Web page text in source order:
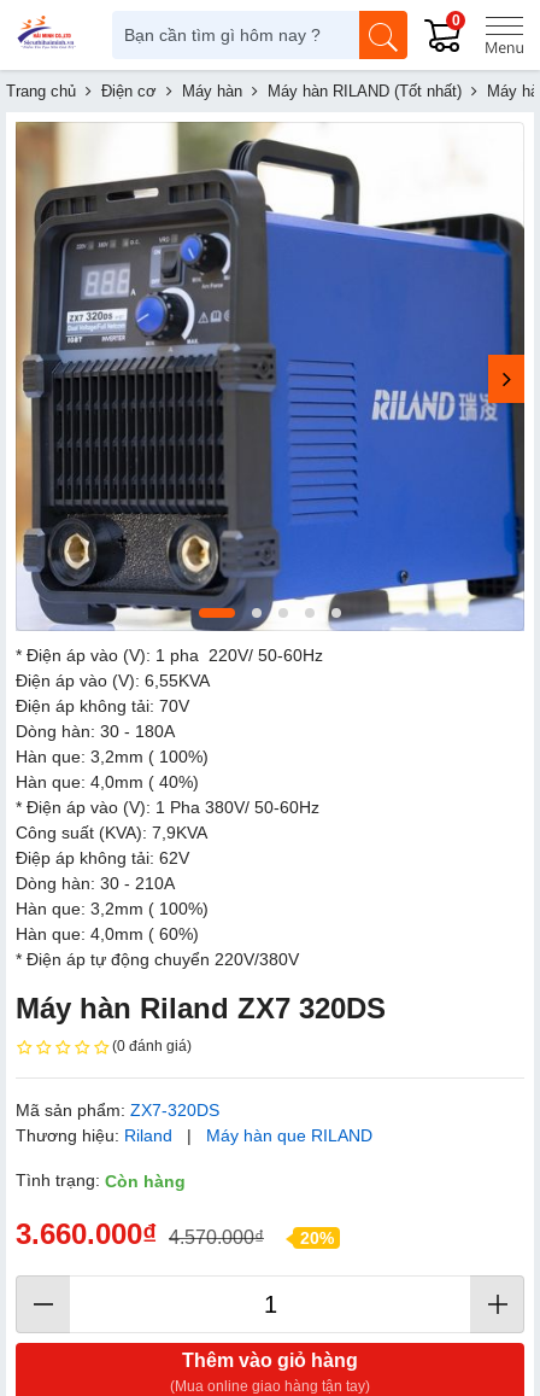
0
Trang chủ Điện cơ Máy hàn Máy hàn RILAND (Tốt nhất) Máy
* Điện áp vào (V): 1 pha 220V/ 50-60Hz
Điện áp vào (V): 6,55KVA
Điện áp không tải: 70V
Dòng hàn: 30 - 180A
Hàn que: 3,2mm ( 100%)
Hàn que: 4,0mm ( 40%)
* Điện áp vào (V): 1 Pha 380V/ 50-60Hz
Công suất (KVA): 7,9KVA
Điệp áp không tải: 62V
Dòng hàn: 30 - 210A
Hàn que: 3,2mm ( 100%)
Hàn que: 4,0mm ( 60%)
* Điện áp tự động chuyển 220V/380V
Máy hàn Riland ZX7 320DS
(0 đánh giá)
Mã sản phẩm: ZX7-320DS
Thương hiệu: Riland | Máy hàn que RILAND
Tình trạng: Còn hàng
3.660.000₫ 4.570.000₫ 20%
Thêm vào giỏ hàng
(Mua online giao hàng tận tay)